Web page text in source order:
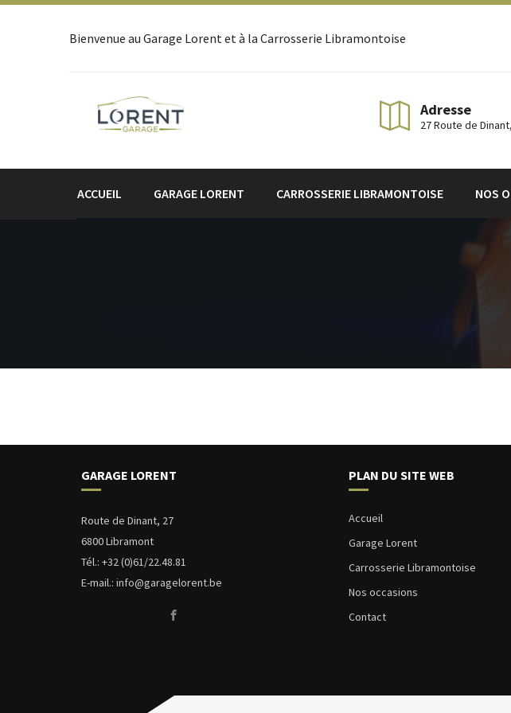
Bienvenue au Garage Lorent et à la Carrosserie Libramontoise
Adresse
27 Route de
ACCUEIL GARAGE LORENT CARROSSERIE LIBRAMONTOISE NOS
GARAGE LORENT
Route de Dinant, 27
6800 Libramont
Tél.: +32 (0)61/22.48.81
E-mail.: info@garagelorent.be
PLAN DU SITE WEB
Accueil
Garage Lorent
Carrosserie Libramontoise
Nos occasions
Contact